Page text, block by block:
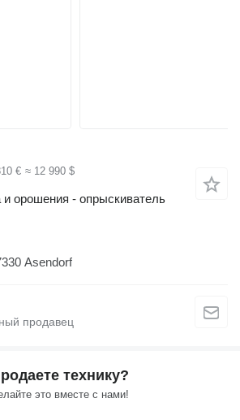
€ ≈ 12 990 $
и орошения - опрыскиватель
Asendorf
технику?
это вместе с нами!